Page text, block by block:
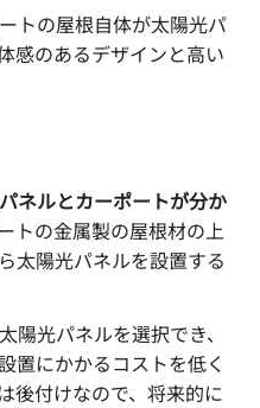
トの屋根自体が太陽光パ
感のあるデザインと高い
ネルとカーポートが分か
トの金属製の屋根材の上
太陽光パネルを設置する
陽光パネルを選択でき、
置にかかるコストを低く
後付けなので、将来的に